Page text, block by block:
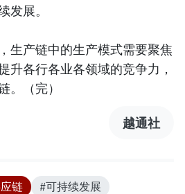
发展。
生产链中的生产模式需要聚焦
升各行各业各领域的竞争力，
。（完）
越通社
链 #可持续发展